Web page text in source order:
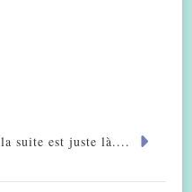
la suite est juste là....